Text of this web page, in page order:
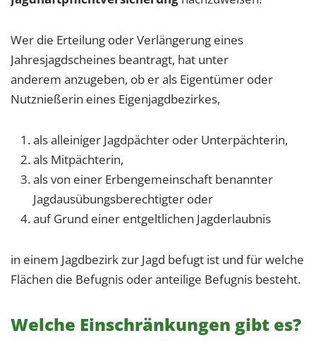
Wer die Erteilung oder Verlängerung eines
Jahresjagdscheines beantragt, hat unter
anderem anzugeben, ob er als Eigentümer oder
Nutznießerin eines Eigenjagdbezirkes,
als alleiniger Jagdpächter oder Unterpächterin,
als Mitpächterin,
als von einer Erbengemeinschaft benannter
Jagdausübungsberechtigter oder
auf Grund einer entgeltlichen Jagderlaubnis
in einem Jagdbezirk zur Jagd befugt ist und für welche
Flächen die Befugnis oder anteilige Befugnis besteht.
Welche Einschränkungen gibt es?